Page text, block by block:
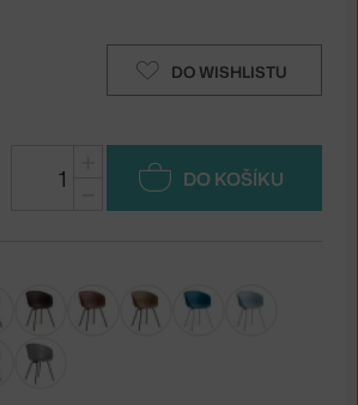
DO WISHLISTU
DO KOŠÍKU